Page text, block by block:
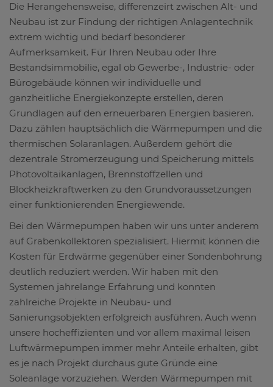
Die Herangehensweise, differenzeirt zwischen Alt- und
Neubau ist zur Findung der richtigen Anlagentechnik
extrem wichtig und bedarf besonderer
Aufmerksamkeit. Für Ihren Neubau oder Ihre
Bestandsimmobilie, egal ob Gewerbe-, Industrie- oder
Bürogebäude können wir individuelle und
ganzheitliche Energiekonzepte erstellen, deren
Grundlagen auf den erneuerbaren Energien basieren.
Dazu zählen hauptsächlich die Wärmepumpen und die
thermischen Solaranlagen. Außerdem gehört die
dezentrale Stromerzeugung und Speicherung mittels
Photovoltaikanlagen, Brennstoffzellen und
Blockheizkraftwerken zu den Grundvoraussetzungen
einer funktionierenden Energiewende.
Bei den Wärmepumpen haben wir uns unter anderem
auf Grabenkollektoren spezialisiert. Hiermit können die
Kosten für Erdwärme gegenüber einer Sondenbohrung
deutlich reduziert werden. Wir haben mit den
Systemen jahrelange Erfahrung und konnten
zahlreiche Projekte in Neubau- und
Sanierungsobjekten erfolgreich ausführen. Auch wenn
unsere hocheffizienten und vor allem maximal leisen
Luftwärmepumpen immer mehr Anteile erhalten, gibt
es je nach Projekt durchaus gute Gründe eine
Soleanlage vorzuziehen. Werden Wärmepumpen mit